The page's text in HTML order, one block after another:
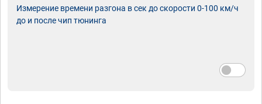
Измерение времени разгона в сек до скорости 0-100 км/ч
до и после чип тюнинга